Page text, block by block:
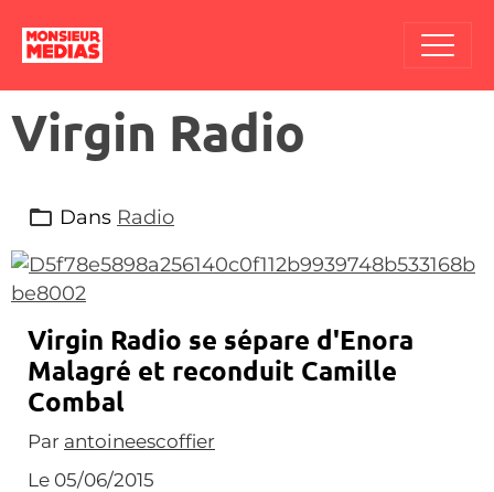
Virgin Radio
Dans Radio
Virgin Radio se sépare d'Enora
Malagré et reconduit Camille
Combal
Par antoineescoffier
Le 05/06/2015